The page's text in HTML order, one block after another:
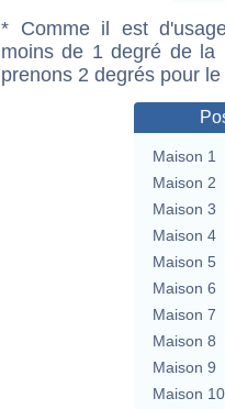
* Comme il est
moins de 1 degré de la
prenons 2 degrés pour
Maison 1
Maison 2
Maison 3
Maison 4
Maison 5
Maison 6
Maison 7
Maison 8
Maison 9
Maison 10